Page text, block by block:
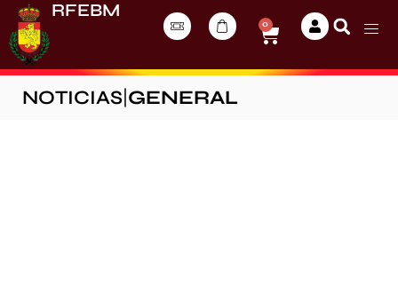
RFEBM
0
NOTICIAS GENERAL